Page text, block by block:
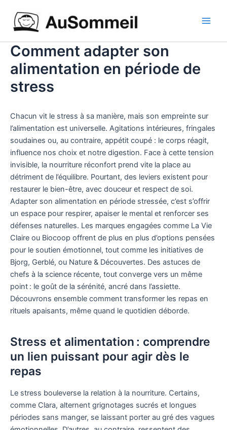
contenu
Comment adapter son
alimentation en période de
stress
Chacun vit le stress à sa manière, mais son empreinte sur
l’alimentation est universelle. Agitations intérieures, fringales
soudaines ou, au contraire, appétit coupé : le corps réagit,
influence nos choix et notre digestion. Face à cette tension
invisible, la nourriture réconfort prend vite la place au
détriment de l’équilibre. Pourtant, des leviers existent pour
restaurer le bien-être, avec douceur et respect de soi.
Adapter son alimentation en période stressée, c’est s’offrir
un espace pour respirer, apaiser le mental et renforcer ses
défenses naturelles. Les marques engagées comme La Vie
Claire ou Biocoop offrent de plus en plus d’options pensées
pour le soutien émotionnel, tout comme les initiatives de
Bjorg, Gerblé, ou Nature & Découvertes. Des astuces de
chefs à la science récente, tout converge vers un même
point : le goût de la sérénité, ancré dans l’assiette.
Découvrons ensemble comment transformer les repas en
rituels apaisants, même quand le quotidien déborde.
Stress et alimentation : comprendre
un lien puissant pour agir dès le
repas
Le stress bouleverse la relation à la nourriture. Certains,
comme Clara, alternent grignotages sucrés et longues
périodes sans manger, se laissant porter au gré des vagues